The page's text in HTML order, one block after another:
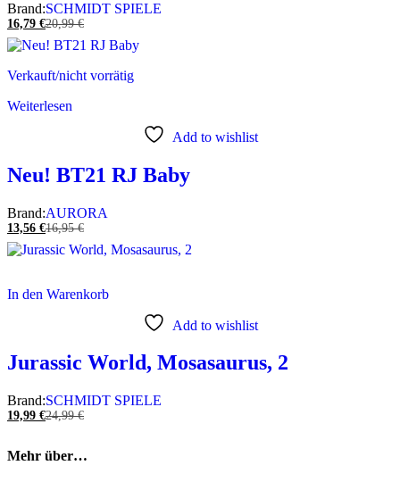
Brand:SCHMIDT SPIELE
16,79 €20,99€
Verkauft/nicht vorrätig
Weiterlesen
Add to wishlist
Neu! BT21 RJ Baby
Brand:AURORA
13,56 €16,95€
In den Warenkorb
Add to wishlist
Jurassic World, Mosasaurus, 2
Brand:SCHMIDT SPIELE
19,99 €24,99€
Mehr über…